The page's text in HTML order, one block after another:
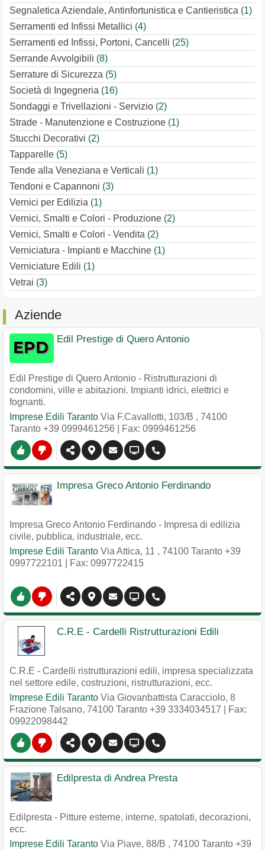
Segnaletica Aziendale, Antinfortunistica e Cantieristica (1)
Serramenti ed Infissi Metallici (4)
Serramenti ed Infissi, Portoni, Cancelli (25)
Serrande Avvolgibili (8)
Serrature di Sicurezza (5)
Società di Ingegneria (16)
Sondaggi e Trivellazioni - Servizio (2)
Strade - Manutenzione e Costruzione (1)
Stucchi Decorativi (2)
Tapparelle (5)
Tende alla Veneziana e Verticali (1)
Tendoni e Capannoni (3)
Vernici per Edilizia (1)
Vernici, Smalti e Colori - Produzione (2)
Vernici, Smalti e Colori - Vendita (2)
Verniciatura - Impianti e Macchine (1)
Verniciature Edili (1)
Vetrai (3)
Aziende
Edil Prestige di Quero Antonio
Edil Prestige di Quero Antonio - Ristrutturazioni di
condomini, ville e abitazioni. Impianti idrici, elettrici e
fognanti.
Imprese Edili Taranto Via F.Cavallotti, 103/B , 74100
Taranto +39 0999461256 | Fax: 0999461256
Impresa Greco Antonio Ferdinando
Impresa Greco Antonio Ferdinando - Impresa di edilizia
civile, pubblica, industriale, ecc.
Imprese Edili Taranto Via Attica, 11 , 74100 Taranto +39
0997722101 | Fax: 0997722415
C.R.E - Cardelli Ristrutturazioni Edili
C.R.E - Cardelli ristrutturazioni edili, impresa specializzata
nel settore edile, costruzioni, ristrutturazioni, ecc.
Imprese Edili Taranto Via Giovanbattista Caracciolo, 8
Frazione Talsano, 74100 Taranto +39 3334034517 | Fax:
09922098442
Edilpresta di Andrea Presta
Edilpresta - Pitture esterne, interne, spatolati, decorazioni,
ecc.
Imprese Edili Taranto Via Piave, 88/B , 74100 Taranto +39